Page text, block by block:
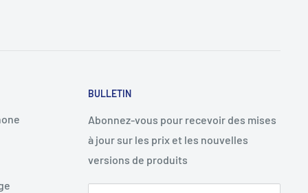
BULLETIN
Abonnez-vous pour recevoir des mises
à jour sur les prix et les nouvelles
versions de produits